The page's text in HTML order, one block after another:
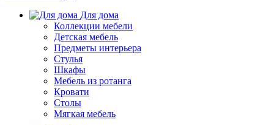
Для дома
Коллекции мебели
Детская мебель
Предметы интерьера
Стулья
Шкафы
Мебель из ротанга
Кровати
Столы
Мягкая мебель